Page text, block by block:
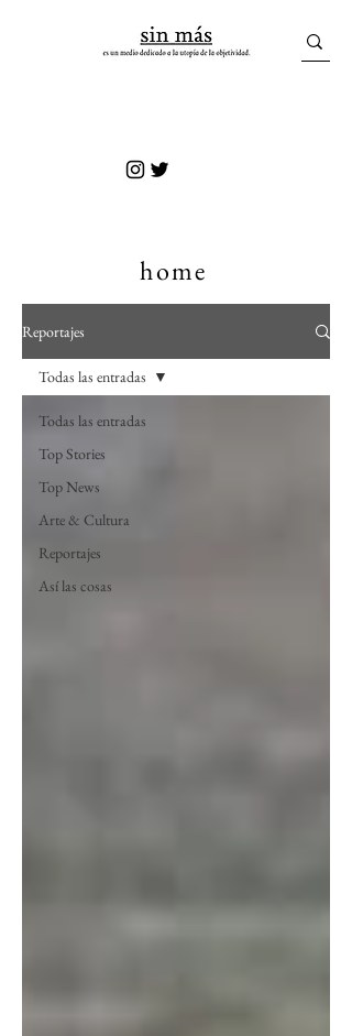
home
Reportajes
Todas las entradas
Top Stories
Top News
Arte & Cultura
Reportajes
Así las cosas
Todas las entradas